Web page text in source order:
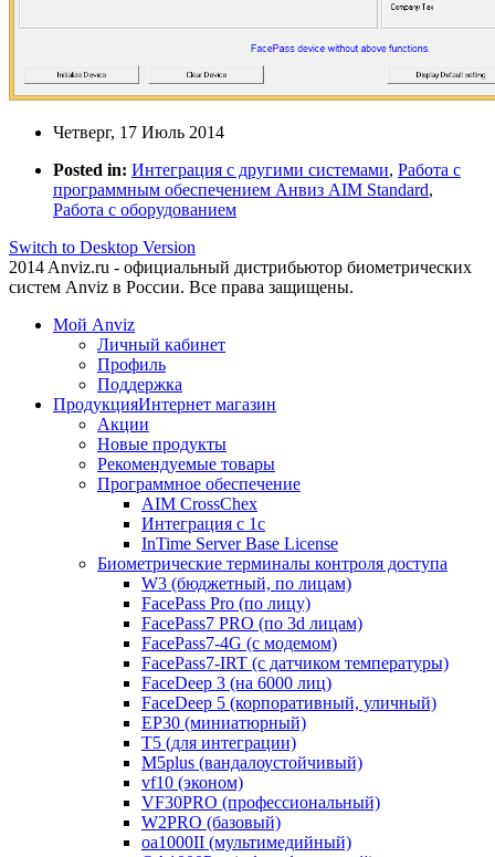
Четверг, 17 Июль 2014
Posted in: Интеграция с другими системами, Работа с
программным обеспечением Анвиз AIM Standard,
Работа с оборудованием
Switch to Desktop Version
2014 Anviz.ru - официальный дистрибьютор биометрических
систем Anviz в России. Все права защищены.
Мой Anviz
Личный кабинет
Профиль
Поддержка
ПродукцияИнтернет магазин
Акции
Новые продукты
Рекомендуемые товары
Программное обеспечение
AIM CrossChex
Интеграция с 1с
InTime Server Base License
Биометрические терминалы контроля доступа
W3 (бюджетный, по лицам)
FacePass Pro (по лицу)
FacePass7 PRO (по 3d лицам)
FacePass7-4G (с модемом)
FacePass7-IRT (с датчиком температуры)
FaceDeep 3 (на 6000 лиц)
FaceDeep 5 (корпоративный, уличный)
EP30 (миниатюрный)
T5 (для интеграции)
M5plus (вандалоустойчивый)
vf10 (эконом)
VF30PRO (профессиональный)
W2PRO (базовый)
oa1000II (мультимедийный)